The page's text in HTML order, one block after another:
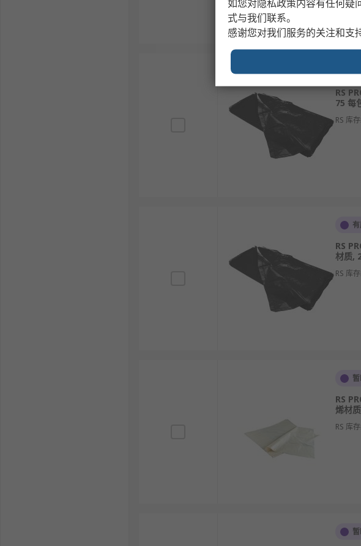
RS
75 每
RS 库
RS
材质,
RS 库
RS
烯材
RS 库
如您对隐私政策内容有任何疑
式与我们联系。
感谢您对我们服务的关注和支